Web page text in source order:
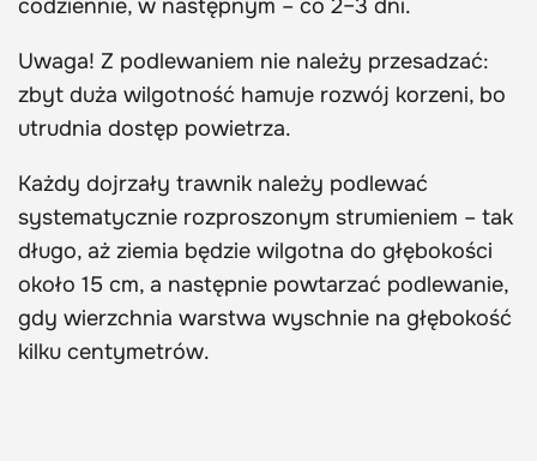
codziennie, w następnym – co 2–3 dni.
Uwaga! Z podlewaniem nie należy przesadzać:
zbyt duża wilgotność hamuje rozwój korzeni, bo
utrudnia dostęp powietrza.
Każdy dojrzały trawnik należy podlewać
systematycznie rozproszonym strumieniem – tak
długo, aż ziemia będzie wilgotna do głębokości
około 15 cm, a następnie powtarzać podlewanie,
gdy wierzchnia warstwa wyschnie na głębokość
kilku centymetrów.